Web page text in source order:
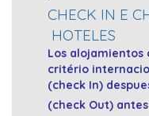
CHECK IN E
HOTELES
Los alojamientos
critério
(check In)
(check Out) antes